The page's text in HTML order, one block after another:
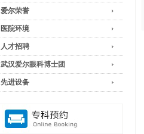
爱尔荣誉
医院环境
人才招聘
武汉爱尔眼科博士团
先进设备